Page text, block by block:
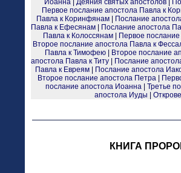
Иоанна| Деяния святых апостолов|
Первое послание апостола Павла к
Павла к Коринфянам
Послание
Павла к Ефесянам
Послание апостола
Павла к Колоссянам
Первое
Второе послание апостола Павла к
Павла к Тимофею
Второе послание
апостола Павла к Титу
Послание
Павла к Евреям
Послание апостола
Второе послание апостола Петра
послание апостола Иоанна
Третье
апостола Иуды
КНИГА